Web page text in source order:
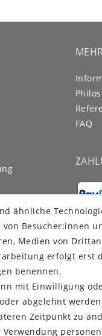
FAQ
ähnliche
Besucher:innen
Medien von
erfolgt erst
benennen.
mit Einwilligung
abgelehnt
Zeitpunkt zu